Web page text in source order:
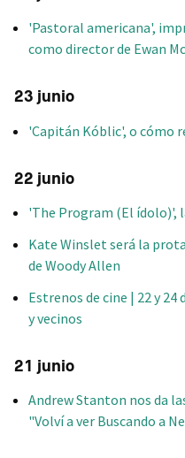
'Pastoral americana',
como director de Ewan
23 junio
'Capitán Kóblic', o cómo
22 junio
'The Program (El ídolo)',
Kate Winslet será la
de Woody Allen
Estrenos de cine | 22 y
y vecinos
21 junio
Andrew Stanton nos da
"Volví a ver Buscando a